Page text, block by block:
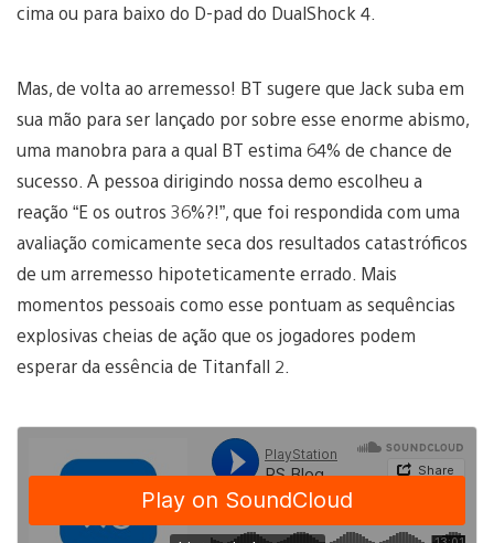
cima ou para baixo do D-pad do DualShock 4.
Mas, de volta ao arremesso! BT sugere que Jack suba em
sua mão para ser lançado por sobre esse enorme abismo,
uma manobra para a qual BT estima 64% de chance de
sucesso. A pessoa dirigindo nossa demo escolheu a
reação “E os outros 36%?!”, que foi respondida com uma
avaliação comicamente seca dos resultados catastróficos
de um arremesso hipoteticamente errado. Mais
momentos pessoais como esse pontuam as sequências
explosivas cheias de ação que os jogadores podem
esperar da essência de Titanfall 2.